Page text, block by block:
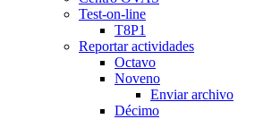
Test-on-line
T8P1
Reportar actividades
Octavo
Noveno
Enviar archivo
Décimo